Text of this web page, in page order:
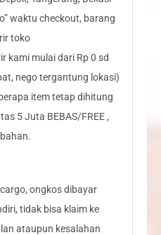
waktu checkout, barang
toko
kami mulai dari Rp 0 sd
nego tergantung lokasi)
item tetap dihitung
5 Juta BEBAS/FREE ,
ongkos dibayar
tidak bisa klaim ke
ataupun kesalahan